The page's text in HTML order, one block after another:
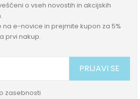
o vseh novostih in akcijskih
na e-novice in prejmite kupon za 5%
prvi nakup.
PRIJAVI SE
zasebnosti